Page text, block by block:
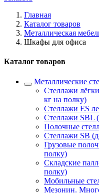
Главная
Каталог товаров
Металлическая
Шкафы для офиса
Каталог товаров
Металлические
Стеллажи
кг на полку)
Стеллажи ES
Стеллажи SBL
Полочные
Стеллажи SB
Грузовые
полку)
Складские
полку)
Мобильные
Мезонин.